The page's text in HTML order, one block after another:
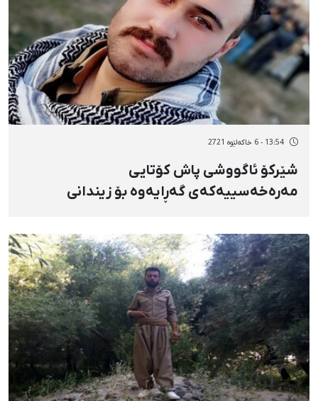
13:54 - 6 خاکەلێوه 2721
شێرکۆ ئاگووشی پاش کۆتایی
مەرەخەسییەکەی گەڕایەوە بۆ زیندانی